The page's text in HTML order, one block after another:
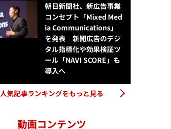
朝日新聞社、新広告事業
コンセプト「Mixed Med
ia Communications」
を発表 新聞広告のデジ
タル指標化や効果検証ツ
ール「NAVI SCORE」も
導入へ
人気記事ランキングをもっと見る
動画コンテンツ